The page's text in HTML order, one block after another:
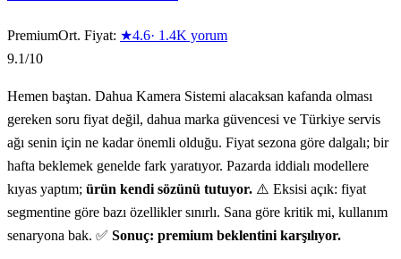
PremiumOrt. Fiyat: ★4.6· 1.4K yorum
9.1/10
Hemen baştan. Dahua Kamera Sistemi alacaksan kafanda olması
gereken soru fiyat değil, dahua marka güvencesi ve Türkiye servis
ağı senin için ne kadar önemli olduğu. Fiyat sezona göre dalgalı; bir
hafta beklemek genelde fark yaratıyor. Pazarda iddialı modellere
kıyas yaptım; ürün kendi sözünü tutuyor. ⚠️ Eksisi açık: fiyat
segmentine göre bazı özellikler sınırlı. Sana göre kritik mi, kullanım
senaryona bak. ✅ Sonuç: premium beklentini karşılıyor.